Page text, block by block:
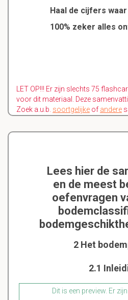
Haal de cijfers
100% zeker alles
LET OP!!! Er zijn slechts 75
voor dit materiaal. Deze
Zoek a.u.b. soortgelijke of andere
Lees hier de
en de meest
oefenvragen
2 Het
2.1
Dit is een preview. Er